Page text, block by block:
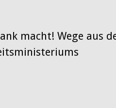
macht! Wege aus